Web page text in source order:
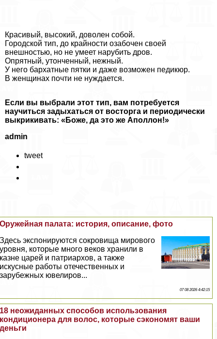
Красивый, высокий, доволен собой.
Городской тип, до крайности озабочен своей
внешностью, но не умеет нарубить дров.
Опрятный, утонченный, нежный.
У него бархатные пятки и даже возможен педикюр.
В женщинах почти не нуждается.
Если вы выбрали этот тип, вам потребуется
научиться задыхаться от восторга и периодически
выкрикивать: «Боже, да это же Аполлон!»
admin
tweet
Оружейная палата: история, описание, фото
Здесь экспонируются сокровища мирового
уровня, которые много веков хранили в
казне царей и патриархов, а также
искусные работы отечественных и
зарубежных ювелиров...
07 08 2026 4:42:15
18 неожиданных способов использования
кондиционера для волос, которые сэкономят ваши
деньги